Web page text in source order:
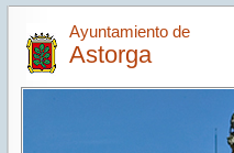
Ayuntamiento de
Astorga